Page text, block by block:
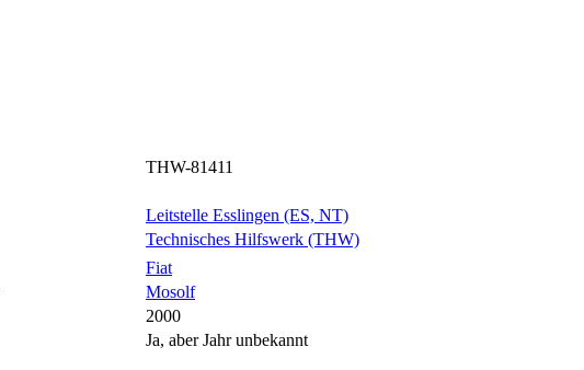
THW-81411
Leitstelle Esslingen (ES, NT)
Technisches Hilfswerk (THW)
Fiat
Mosolf
2000
Ja, aber Jahr unbekannt